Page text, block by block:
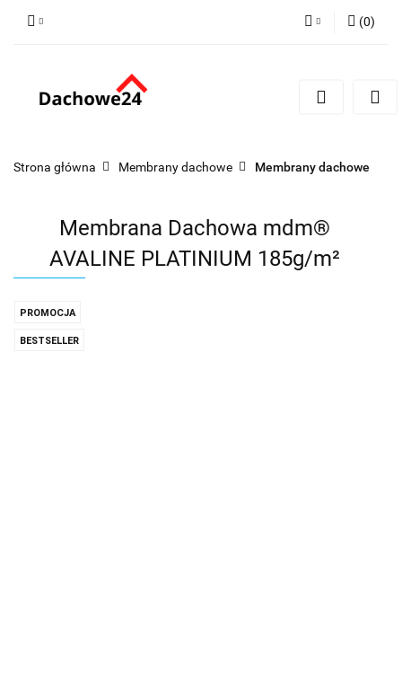
Zarejestruj się
(0)
Strona główna Membrany dachowe Membrany dachowe
Membrana Dachowa mdm®
AVALINE PLATINIUM 185g/m²
PROMOCJA
BESTSELLER